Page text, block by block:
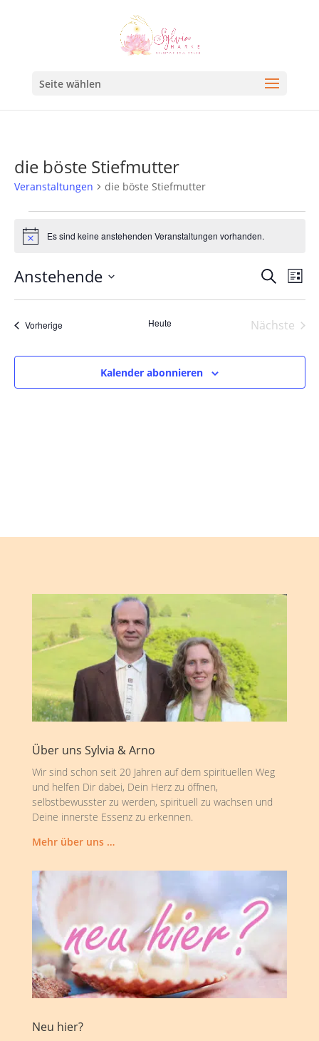
Seite wählen
die böste Stiefmutter
Veranstaltungen die böste Stiefmutter
HinweisEs sind keine anstehenden Veranstaltungen vorhanden.
Suche
und
SucheListe
Anstehende
Datum
wählen.
VorherigeVeranstaltungen Heute
Nächste
Kalender abonnieren
Über uns Sylvia & Arno
Wir sind schon seit 20 Jahren auf dem spirituellen Weg
und helfen Dir dabei, Dein Herz zu öffnen,
selbstbewusster zu werden, spirituell zu wachsen und
Deine innerste Essenz zu erkennen.
Mehr über uns …
Neu hier?